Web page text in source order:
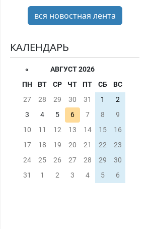
вся новостная лента
КАЛЕНДАРЬ
«
АВГУСТ 2026
ПН
ВТ СР ЧТ ПТ СБ
ВС
27
28 29 30 31 1
2
3
4 5 6 7 8
9
10
11 12 13 14 15
16
17
18 19 20 21 22
23
24
25 26 27 28 29
30
31
1 2 3 4 5 6